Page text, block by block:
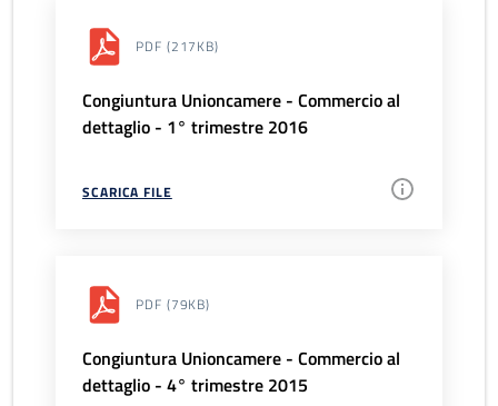
PDF (217KB)
Congiuntura Unioncamere - Commercio al
dettaglio - 1° trimestre 2016
SCARICA FILE
PDF (79KB)
Congiuntura Unioncamere - Commercio al
dettaglio - 4° trimestre 2015